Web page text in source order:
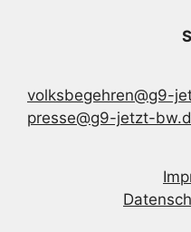
volksbegehren@g9-
presse@g9-jetzt-